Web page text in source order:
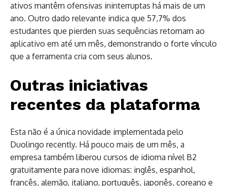
ativos mantêm ofensivas ininterruptas há mais de um
ano. Outro dado relevante indica que 57,7% dos
estudantes que pierden suas sequências retornam ao
aplicativo em até um mês, demonstrando o forte vínculo
que a ferramenta cria com seus alunos.
Outras iniciativas
recentes da plataforma
Esta não é a única novidade implementada pelo
Duolingo recently. Há pouco mais de um mês, a
empresa também liberou cursos de idioma nível B2
gratuitamente para nove idiomas: inglês, espanhol,
francês, alemão, italiano, português, japonês, coreano e